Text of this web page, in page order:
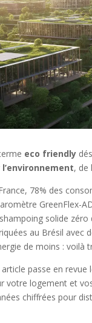
eco friendly
l’environnement, de
78% des
GreenFlex-
solide zéro
au Brésil avec
de moins : voilà
article passe en
votre logement et
chiffrées pour